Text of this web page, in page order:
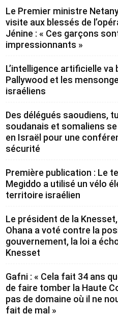
Le Premier ministre
visite aux blessés de
Jénine : « Ces garçons
impressionnants »
L’intelligence artificielle va
Pallywood et les
israéliens
Des délégués saoudiens,
soudanais et somaliens
en Israël pour une
sécurité
Première publication : Le
Megiddo a utilisé un vélo
territoire israélien
Le président de la
Ohana a voté contre la
gouvernement, la loi a
Knesset
Gafni : « Cela fait 34 ans
de faire tomber la Haute
pas de domaine où il ne
fait de mal »